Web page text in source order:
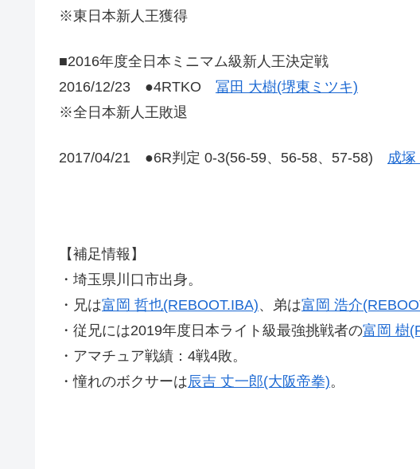
※東日本新人王獲得
■2016年度全日本ミニマム級新人王決定戦
2016/12/23 ●4RTKO 冨田 大樹(堺東ミツキ)
※全日本新人王敗退
2017/04/21 ●6R判定 0-3(56-59、56-58、57-58) 成塚
【補足情報】
・埼玉県川口市出身。
・兄は富岡 哲也(REBOOT.IBA)、弟は富岡 浩介
・従兄には2019年度日本ライト級最強挑戦者の富岡 樹
・アマチュア戦績：4戦4敗。
・憧れのボクサーは辰吉 丈一郎(大阪帝拳)。